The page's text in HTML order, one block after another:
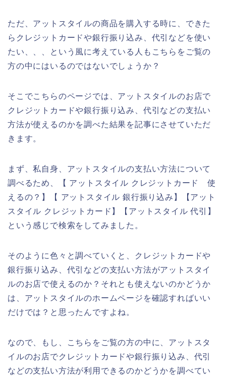
ただ、アットスタイルの商品を購入する時に、できた
らクレジットカードや銀行振り込み、代引などを使い
たい、、、という風に考えている人もこちらをご覧の
方の中にはいるのではないでしょうか？
そこでこちらのページでは、アットスタイルのお店で
クレジットカードや銀行振り込み、代引などの支払い
方法が使えるのかを調べた結果を記事にさせていただ
きます。
まず、私自身、アットスタイルの支払い方法について
調べるため、【 アットスタイル クレジットカード 使
えるの？】【 アットスタイル 銀行振り込み】【アット
スタイル クレジットカード】【アットスタイル 代引】
という感じで検索をしてみました。
そのように色々と調べていくと、クレジットカードや
銀行振り込み、代引などの支払い方法がアットスタイ
ルのお店で使えるのか？それとも使えないのかどうか
は、アットスタイルのホームページを確認すればいい
だけでは？と思ったんですよね。
なので、もし、こちらをご覧の方の中に、アットスタ
イルのお店でクレジットカードや銀行振り込み、代引
などの支払い方法が利用できるのかどうかを調べてい